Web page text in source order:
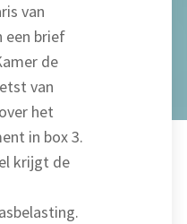
van
een brief
de
van
het
in box 3.
krijgt de